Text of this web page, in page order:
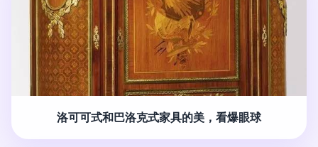
洛可可式和巴洛克式家具的美，看爆眼球